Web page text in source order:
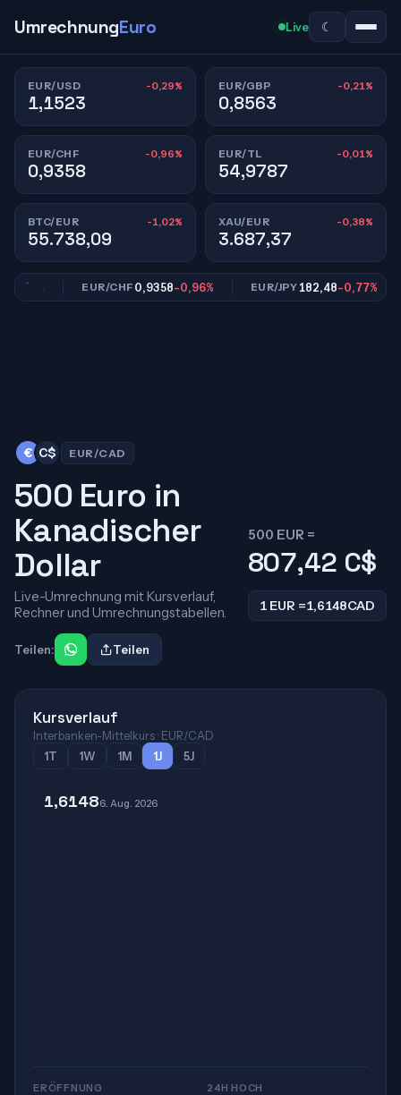
UmrechnungEuro Live ☾
EUR/USD -0,29%
1,1523
EUR/GBP -0,21%
0,8563
EUR/CHF -0,96%
0,9358
EUR/TL -0,01%
54,9787
BTC/EUR -1,02%
55.738,09
XAU/EUR -0,38%
3.687,37
EUR/CHF0,9358-0,96% EUR/JPY182,48-0,77%
€ C$ EUR/CAD
500 Euro in
Kanadischer
Dollar
Live-Umrechnung mit Kursverlauf,
Rechner und Umrechnungstabellen.
500 EUR =
807,42 C$
1 EUR =1,6148CAD
Teilen: Teilen
Kursverlauf
Interbanken-Mittelkurs · EUR/CAD
1T
1W 1M 1J 5J
1,61486. Aug. 2026
ERÖFFNUNG 24H HOCH